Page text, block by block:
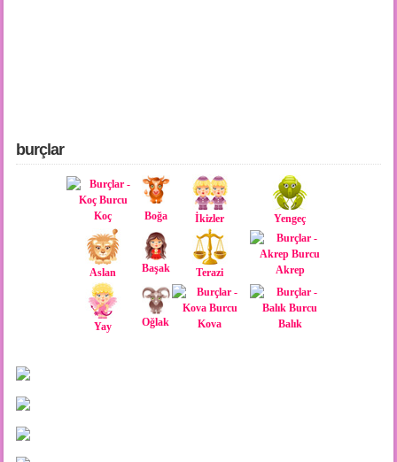
burçlar
Koç Boğa İkizler Yengeç
Aslan Başak Terazi Akrep
Yay Oğlak Kova Balık